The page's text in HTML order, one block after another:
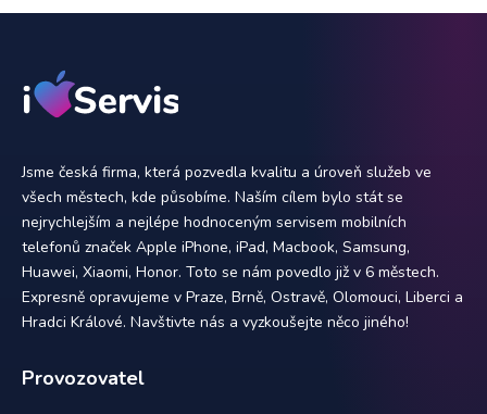
Jsme česká firma, která pozvedla kvalitu a úroveň služeb ve
všech městech, kde působíme. Naším cílem bylo stát se
nejrychlejším a nejlépe hodnoceným servisem mobilních
telefonů značek Apple iPhone, iPad, Macbook, Samsung,
Huawei, Xiaomi, Honor. Toto se nám povedlo již v 6 městech.
Expresně opravujeme v Praze, Brně, Ostravě, Olomouci, Liberci a
Hradci Králové. Navštivte nás a vyzkoušejte něco jiného!
Provozovatel